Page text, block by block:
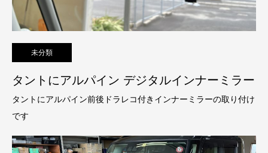
未分類
タントにアルパイン デジタルインナーミラー
タントにアルパイン前後ドラレコ付きインナーミラーの取り付け
です